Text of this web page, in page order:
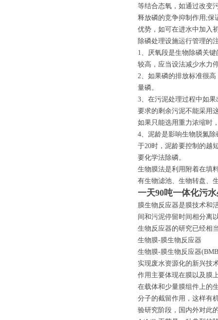
等结合态氧，如通过改变
释放磷的竞争抑制作用;保
优势，如可在进水中加入
除磷处理设施运行管理的
1、厌氧段是生物除磷关
较高，应当设法减少水力
2、如果磷的排放标准很
量磷。
3、在污泥处理过程中如
要求的剩余污泥不能采用
如果只能选用重力浓缩时
4、泥龄是影响生物脱氮
于20时，泥龄要控制的越
要化学法除磷。
生物膜法是利用附着在填
有生物滤池、生物转盘、
一天90吨一体化污
膜生物反应器是膜技术和
间和污泥停留时间相分离
生物反应器的研究已经相
生物膜-膜生物反应器
生物膜-膜生物反应器
实现废水资源化的新兴技
作用主要体现在膜以及膜
在载体和少量膜组件上的
分子的截留作用，这样有
验研究阶段，国内外对此